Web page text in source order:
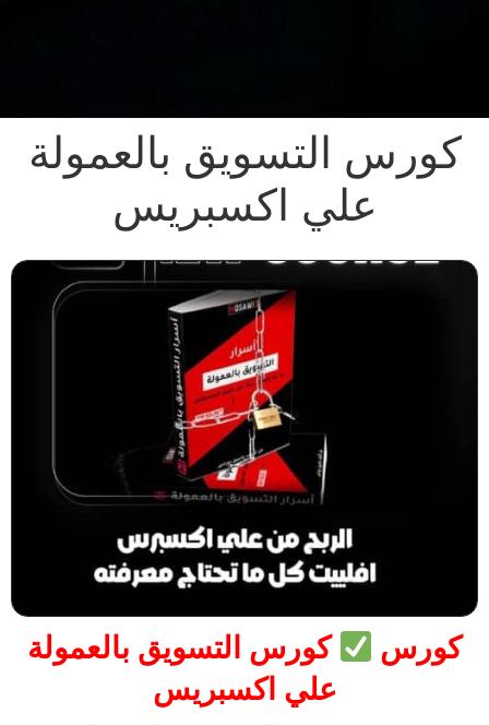
كورس التسويق بالعمولة
علي اكسبريس
كورس
كورس التسويق بالعمولة
علي اكسبريس